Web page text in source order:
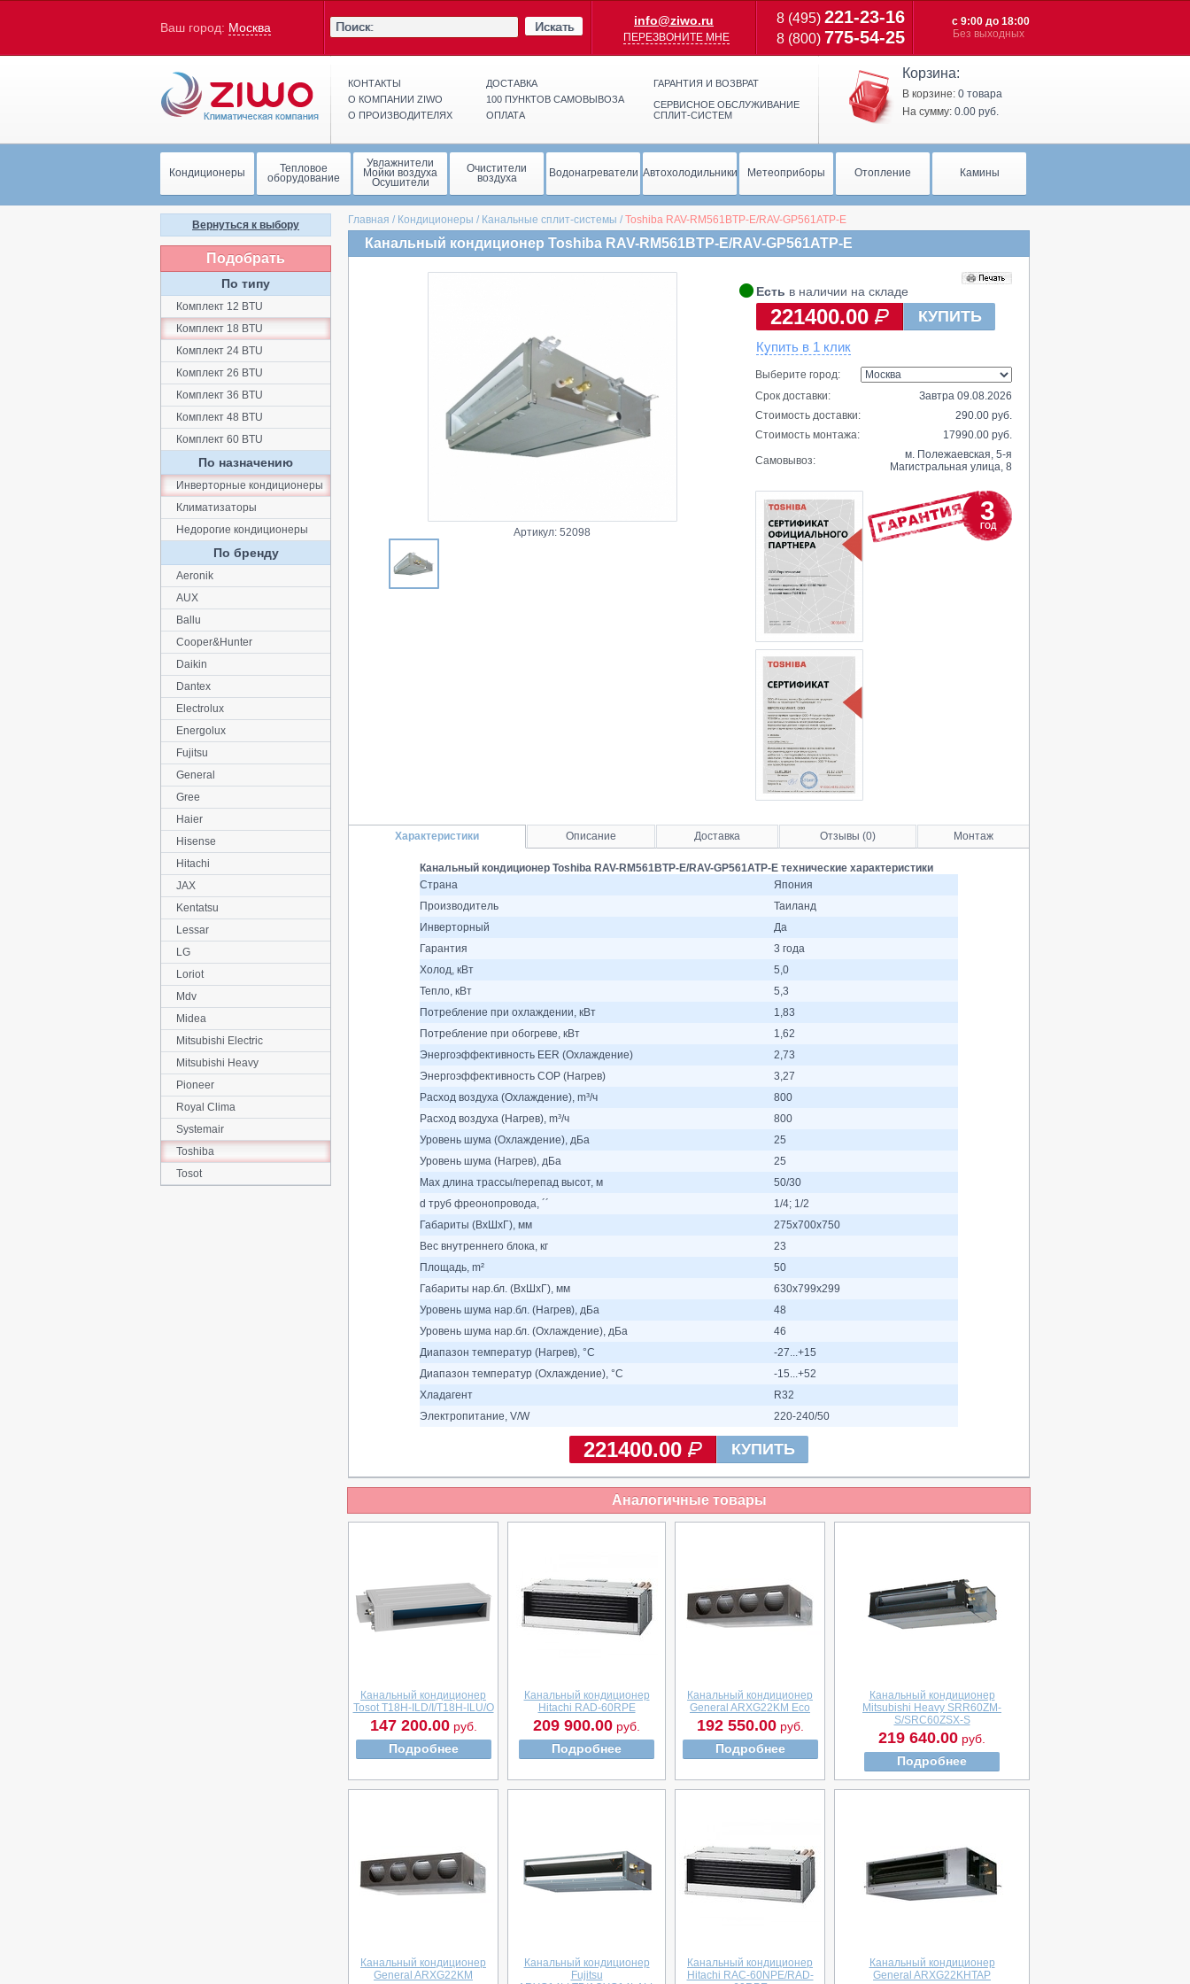
Ваш город: Москва Искать info@ziwo.ru
ПЕРЕЗВОНИТЕ МНЕ
8 (495) 221-23-16
8 (800) 775-54-25
c 9:00 до 18:00
Без выходных
КОНТАКТЫ
О КОМПАНИИ ZIWO
О ПРОИЗВОДИТЕЛЯХ
ДОСТАВКА
100 ПУНКТОВ САМОВЫВОЗА
ОПЛАТА
ГАРАНТИЯ И ВОЗВРАТ
СЕРВИСНОЕ ОБСЛУЖИВАНИЕ
СПЛИТ-СИСТЕМ
Корзина:
В корзине: 0 товара
На сумму: 0.00 руб.
Кондиционеры Тепловое
оборудование
Увлажнители
Мойки воздуха
Осушители
Очистители
воздуха Водонагреватели Автохолодильники Метеоприборы Отопление Камины
Главная / Кондиционеры / Канальные сплит-системы / Toshiba RAV-RM561BTP-E/RAV-GP561ATP-E
Канальный кондиционер Toshiba RAV-RM561BTP-E/RAV-GP561ATP-E
Артикул: 52098
🞄 Есть в наличии на складе
221400.00 КУПИТЬ
Купить в 1 клик
Выберите город:
Срок доставки:
Завтра 09.08.2026
Стоимость доставки:
290.00 руб.
Стоимость монтажа:
17990.00 руб.
Самовывоз:
м. Полежаевская, 5-я
Магистральная улица, 8
3
ГОД
Характеристики Описание Доставка Отзывы (0) Монтаж
Канальный кондиционер Toshiba RAV-RM561BTP-E/RAV-GP561ATP-E технические характеристики
Страна
Япония
Производитель
Таиланд
Инверторный
Да
Гарантия
3 года
Холод, кВт
5,0
Тепло, кВт
5,3
Потребление при охлаждении, кВт
1,83
Потребление при обогреве, кВт
1,62
Энергоэффективность EER (Охлаждение)
2,73
Энергоэффективность COP (Нагрев)
3,27
Расход воздуха (Охлаждение), m³/ч
800
Расход воздуха (Нагрев), m³/ч
800
Уровень шума (Охлаждение), дБа
25
Уровень шума (Нагрев), дБа
25
Max длина трассы/перепад высот, м
50/30
d труб фреонопровода, ´´
1/4; 1/2
Габариты (ВхШхГ), мм
275x700x750
Вес внутреннего блока, кг
23
Площадь, m²
50
Габариты нар.бл. (ВхШхГ), мм
630x799x299
Уровень шума нар.бл. (Нагрев), дБа
48
Уровень шума нар.бл. (Охлаждение), дБа
46
Диапазон температур (Нагрев), °C
-27...+15
Диапазон температур (Охлаждение), °C
-15...+52
Хладагент
R32
Электропитание, V/W
220-240/50
221400.00 КУПИТЬ
Аналогичные товары
Канальный кондиционер
Tosot T18H-ILD/I/T18H-ILU/O
147 200.00руб.
Подробнее
Канальный кондиционер
Hitachi RAD-60RPE
209 900.00 руб.
Подробнее
Канальный кондиционер
General ARXG22KM Eco
192 550.00руб.
Подробнее
Канальный кондиционер
Mitsubishi Heavy SRR60ZМ-
S/SRC60ZSX-S
219 640.00 руб.
Подробнее
Канальный кондиционер
General ARXG22KM
Канальный кондиционер
Fujitsu
Канальный кондиционер
Hitachi RAC-60NPE/RAD-
Канальный кондиционер
General ARХG22KHTAP
Вернуться к выбору
Подобрать
По типу
Комплект 12 BTU
Комплект 18 BTU
Комплект 24 BTU
Комплект 26 BTU
Комплект 36 BTU
Комплект 48 BTU
Комплект 60 BTU
По назначению
Инверторные кондиционеры
Климатизаторы
Недорогие кондиционеры
По бренду
Aeronik
AUX
Ballu
Cooper&Hunter
Daikin
Dantex
Electrolux
Energolux
Fujitsu
General
Gree
Haier
Hisense
Hitachi
JAX
Kentatsu
Lessar
LG
Loriot
Mdv
Midea
Mitsubishi Electric
Mitsubishi Heavy
Pioneer
Royal Clima
Systemair
Toshiba
Tosot